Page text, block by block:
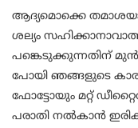
ആദ്യമൊക്കെ
ശല്യം
പങ്കെടുക്കുന്നതിന്
പോയി ഞങ്ങളുടെ
ഫോട്ടോയും മറ്റ്
പരാതി നൽകാൻ